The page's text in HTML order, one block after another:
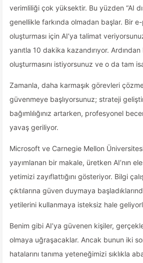
verimliliği çok yüksektir. Bu yüzden “AI
genellikle farkında olmadan başlar. Bir
oluşturması için AI’ya talimat
yanıtla 10 dakika kazandırıyor.
oluşturmasını istiyorsunuz ve o da tam
Zamanla, daha karmaşık görevleri
güvenmeye başlıyorsunuz; strateji
bağımlılığınız artarken, profesyonel
yavaş geriliyor.
Microsoft ve Carnegie Mellon
yayımlanan bir makale, üretken AI’nın
yetimizi zayıflattığını gösteriyor. Bilgi
çıktılarına güven duymaya
yetilerini kullanmaya isteksiz hale
Benim gibi AI’ya güvenen kişiler,
olmaya uğraşacaklar. Ancak bunun iki
hatalarını tanıma yeteneğimizi sıklıkla